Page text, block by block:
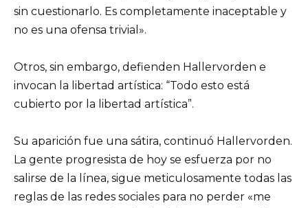
sin cuestionarlo. Es completamente inaceptable y
no es una ofensa trivial».
Otros, sin embargo, defienden Hallervorden e
invocan la libertad artística: “Todo esto está
cubierto por la libertad artística”.
Su aparición fue una sátira, continuó Hallervorden.
La gente progresista de hoy se esfuerza por no
salirse de la línea, sigue meticulosamente todas las
reglas de las redes sociales para no perder «me